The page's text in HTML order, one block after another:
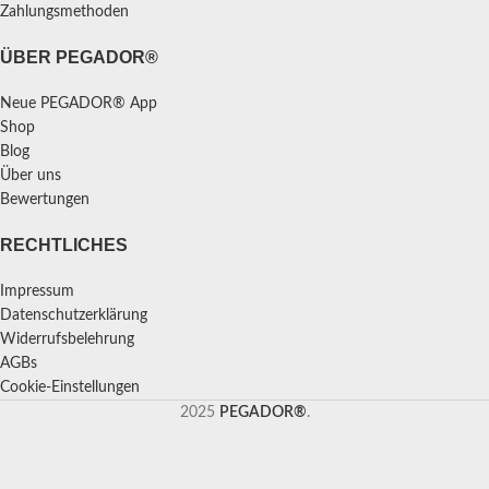
Zahlungsmethoden
ÜBER PEGADOR®
Neue PEGADOR® App
Shop
Blog
Über uns
Bewertungen
RECHTLICHES
Impressum
Datenschutzerklärung
Widerrufsbelehrung
AGBs
Cookie-Einstellungen
2025 PEGADOR®.